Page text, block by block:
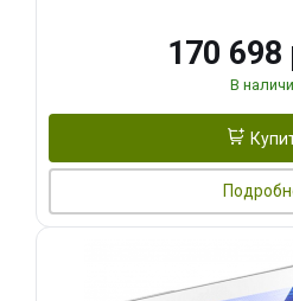
170 698
В